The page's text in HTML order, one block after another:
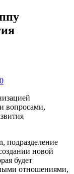
0
вопросами,
подразделение
новой
будет
отношениями,